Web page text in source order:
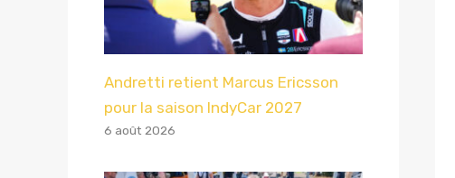
Andretti retient Marcus Ericsson
pour la saison IndyCar 2027
6 août 2026